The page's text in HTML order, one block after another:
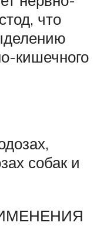
что
кишечного
собак и